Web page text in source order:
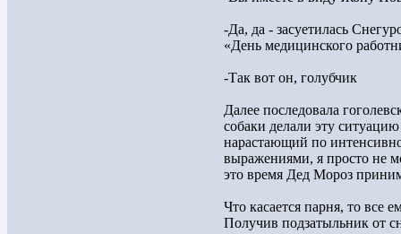
-Да, да - засуетилась
«День медицинского
-Так вот он, голубчик
Далее последовала
собаки делали эту
нарастающий по
выражениями, я просто не
это время Дед Мороз
Что касается парня, то все
Получив подзатыльник от